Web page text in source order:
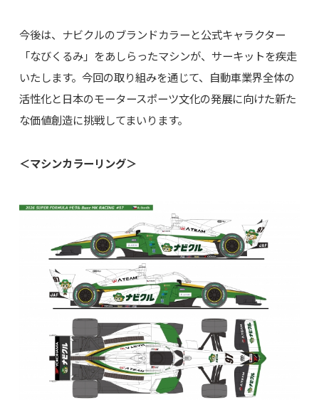
今後は、ナビクルのブランドカラーと公式キャラクター
「なびくるみ」をあしらったマシンが、サーキットを疾走
いたします。今回の取り組みを通じて、自動車業界全体の
活性化と日本のモータースポーツ文化の発展に向けた新た
な価値創造に挑戦してまいります。
＜マシンカラーリング＞